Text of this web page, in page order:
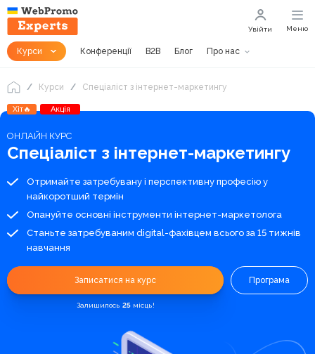
Курси Конференції B2B Блог Про нас
Увійти Меню
Курси Спеціаліст з інтернет-маркетингу
Хіт🔥 Акція
ОНЛАЙН КУРС
Спеціаліст з інтернет-маркетингу
Отримайте затребувану і перспективну професію у
найкоротший термін
Опануйте основні інструменти інтернет-маркетолога
Станьте затребуваним digital-фахівцем всього за 15 тижнів
навчання
Записатися на курс
Залишилось 25місць!
Програма